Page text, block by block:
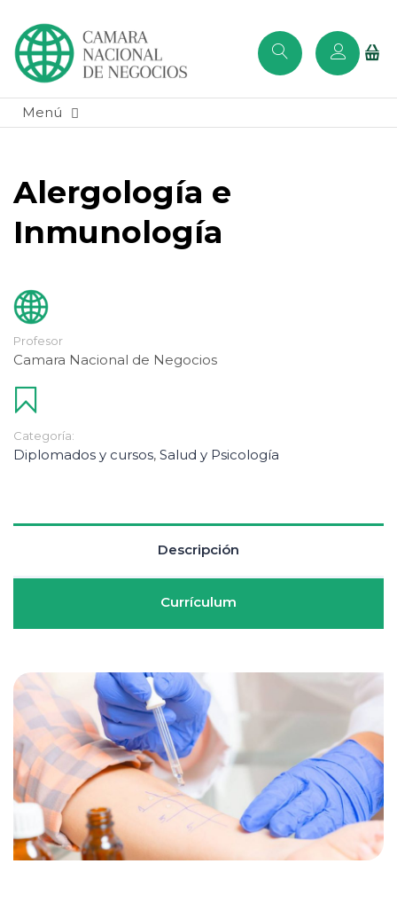
Alergología e
Inmunología
Profesor
Camara Nacional de Negocios
Categoría:
Diplomados y cursos, Salud y Psicología
Descripción
Currículum